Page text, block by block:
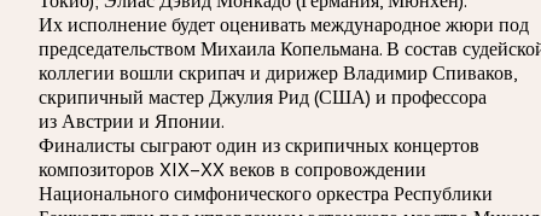
Их исполнение будет оценивать международное жюри под
председательством Михаила Копельмана. В состав
коллегии вошли скрипач и дирижер Владимир Спиваков,
скрипичный мастер Джулия Рид (США) и профессора
из Австрии и Японии.
Финалисты сыграют один из скрипичных концертов
композиторов XIX–XX веков в сопровождении
Национального симфонического оркестра Республики